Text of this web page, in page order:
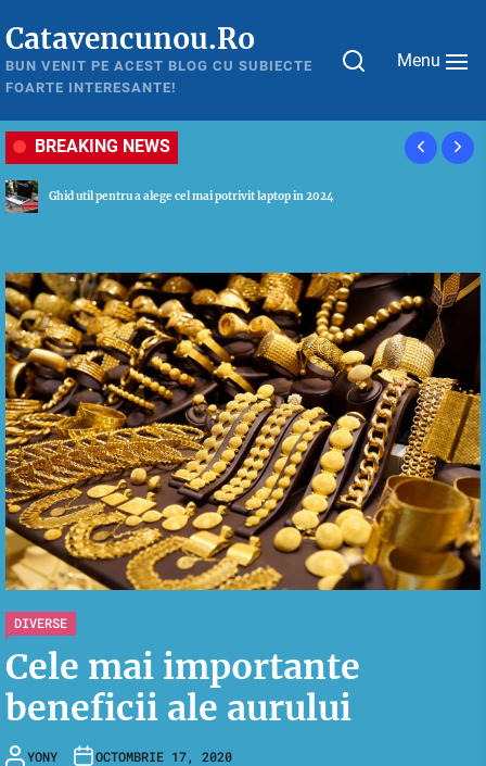
to
the
content
Catavencunou.Ro
BUN VENIT PE ACEST BLOG CU SUBIECTE
FOARTE INTERESANTE!
Menu
BREAKING NEWS
Tot ceea ce este necesar sa stii despre astmul bronsic
DIVERSE
Cele mai importante
beneficii ale aurului
YONY OCTOMBRIE 17, 2020